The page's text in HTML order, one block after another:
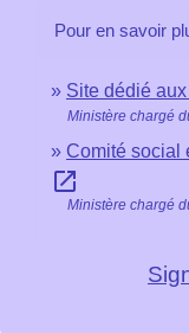
Pour en savoir
Site dédié
Ministère chargé
Comité social
open_in_new
Ministère chargé